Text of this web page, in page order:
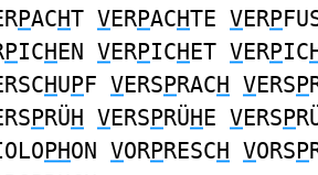
PACHT VERPACHTE VERP
PICHEN VERPICHET VERPIC
HUPF VERSPRACH VERSP
PRÜH VERSPRÜHE VERSP
PHON VORPRESCH VORSP